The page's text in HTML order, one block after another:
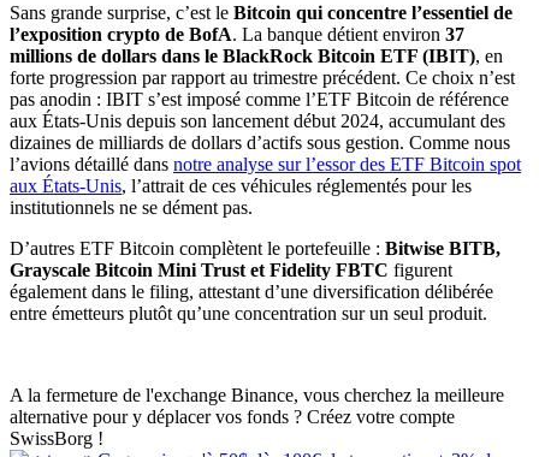
Sans grande surprise, c’est le Bitcoin qui concentre l’essentiel de
l’exposition crypto de BofA. La banque détient environ 37
millions de dollars dans le BlackRock Bitcoin ETF (IBIT), en
forte progression par rapport au trimestre précédent. Ce choix n’est
pas anodin : IBIT s’est imposé comme l’ETF Bitcoin de référence
aux États-Unis depuis son lancement début 2024, accumulant des
dizaines de milliards de dollars d’actifs sous gestion. Comme nous
l’avions détaillé dans notre analyse sur l’essor des ETF Bitcoin spot
aux États-Unis, l’attrait de ces véhicules réglementés pour les
institutionnels ne se dément pas.
D’autres ETF Bitcoin complètent le portefeuille : Bitwise BITB,
Grayscale Bitcoin Mini Trust et Fidelity FBTC figurent
également dans le filing, attestant d’une diversification délibérée
entre émetteurs plutôt qu’une concentration sur un seul produit.
A la fermeture de l'exchange Binance, vous cherchez la meilleure
alternative pour y déplacer vos fonds ? Créez votre compte
SwissBorg !